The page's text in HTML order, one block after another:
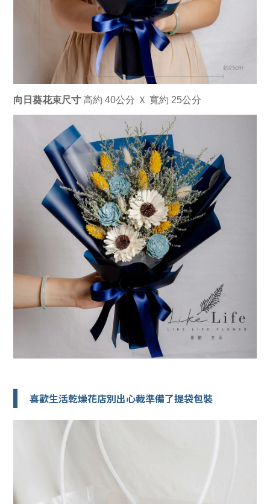
向日葵花束尺寸 高約 40公分 Ｘ 寬約 25公分
喜歡生活乾燥花店別出心裁準備了提袋包裝